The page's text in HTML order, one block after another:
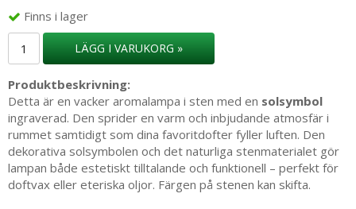
Finns i lager
LÄGG I VARUKORG »
Produktbeskrivning:
Detta är en vacker aromalampa i sten med en solsymbol
ingraverad. Den sprider en varm och inbjudande atmosfär i
rummet samtidigt som dina favoritdofter fyller luften. Den
dekorativa solsymbolen och det naturliga stenmaterialet gör
lampan både estetiskt tilltalande och funktionell – perfekt för
doftvax eller eteriska oljor. Färgen på stenen kan skifta.